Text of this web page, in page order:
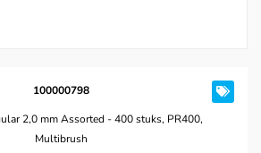
100000798
2,0 mm Assorted - 400 stuks, PR400,
Multibrush